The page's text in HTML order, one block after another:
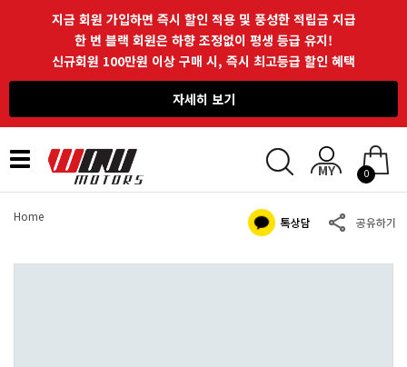
지금 회원 가입하면 즉시 할인 적용 및 풍성한 적립금 지급
한 번 블랙 회원은 하향 조정없이 평생 등급 유지!
신규회원 100만원 이상 구매 시, 즉시 최고등급 할인 혜택
자세히 보기
Toggle
navigation
0
Home